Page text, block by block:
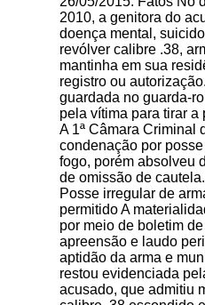
2010, a genitora do
doença mental,
revólver calibre .38,
mantinha em sua
registro ou
guardada no guarda-
pela vítima para tirar
A 1ª Câmara Criminal
condenação por
fogo, porém absolveu
de omissão de
Posse irregular de
permitido A
por meio de boletim
apreensão e laudo
aptidão da arma e
restou evidenciada
acusado, que admitiu